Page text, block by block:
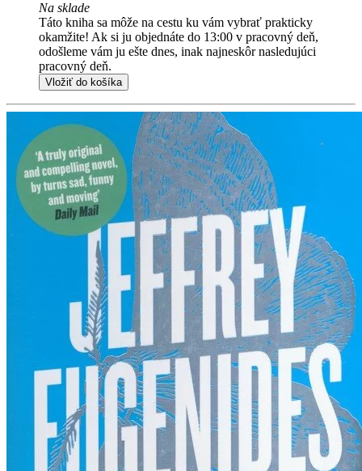
Na sklade
Táto kniha sa môže na cestu ku vám vybrať prakticky
okamžite! Ak si ju objednáte do 13:00 v pracovný deň,
odošleme vám ju ešte dnes, inak najneskôr nasledujúci
pracovný deň.
Vložiť do košíka